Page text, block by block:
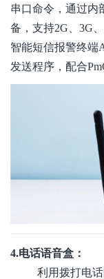
串口命令，通过内
备，支持2G、3G
智能短信报警终端
发送程序，配合
4.电话语音盒：
利用拨打电